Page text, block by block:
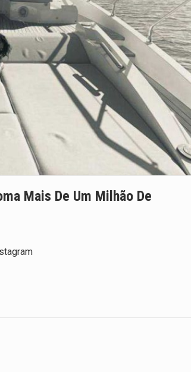
entre abril de 2026…
para…
que cidadãos dos Estados…
Mais De Um Milhão De